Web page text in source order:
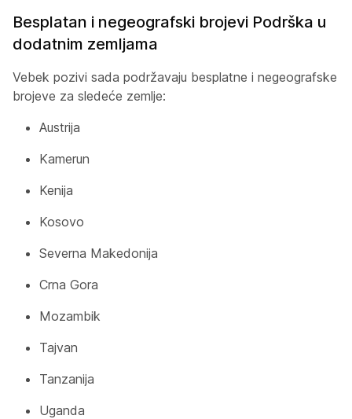
Besplatan i negeografski brojevi Podrška u
dodatnim zemljama
Vebek pozivi sada podržavaju besplatne i negeografske
brojeve za sledeće zemlje:
Austrija
Kamerun
Kenija
Kosovo
Severna Makedonija
Crna Gora
Mozambik
Tajvan
Tanzanija
Uganda